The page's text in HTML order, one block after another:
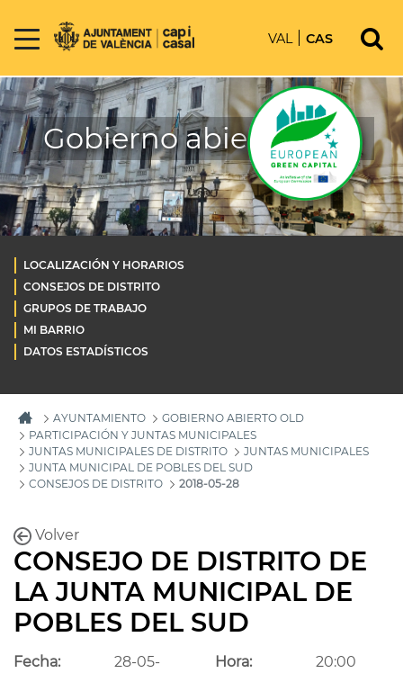
VAL CAS
Gobierno abierto OLD
LOCALIZACIÓN Y HORARIOS
CONSEJOS DE DISTRITO
GRUPOS DE TRABAJO
MI BARRIO
DATOS ESTADÍSTICOS
AYUNTAMIENTO
GOBIERNO ABIERTO OLD
PARTICIPACIÓN Y JUNTAS MUNICIPALES
JUNTAS MUNICIPALES DE DISTRITO
JUNTAS MUNICIPALES
JUNTA MUNICIPAL DE POBLES DEL SUD
CONSEJOS DE DISTRITO
2018-05-28
Volver
CONSEJO DE DISTRITO DE
LA JUNTA MUNICIPAL DE
POBLES DEL SUD
Fecha:
28-05-
Hora: 20:00